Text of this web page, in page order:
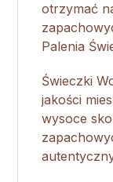
otrzymać
Palenia
Świeczki
jakości
wysoce